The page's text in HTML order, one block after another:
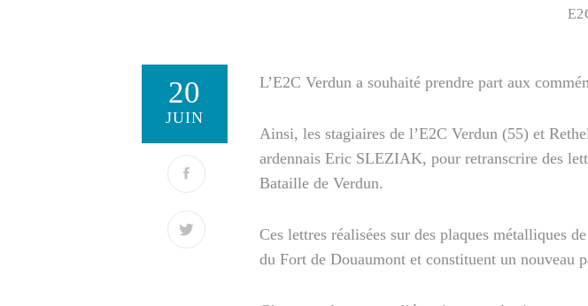
20
JUIN
PARTAGER L’E2C Verdun a souhaité prendre part aux
Ainsi, les stagiaires de l’E2C Verdun (55) et
ardennais Eric SLEZIAK, pour retranscrire des
Bataille de Verdun.
Ces lettres réalisées sur des plaques métalliques
du Fort de Douaumont et constituent un nouveau